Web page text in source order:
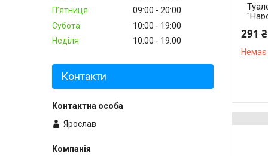
291 ₴
Немає
Пʼятниця
09:00
20:00
Субота
10:00
19:00
Неділя
10:00 19:00
Контакти
Ярослав